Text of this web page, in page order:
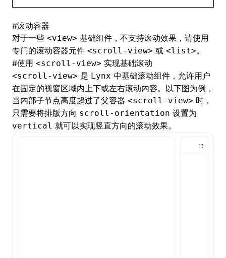
#滚动容器
对于一些 <view> 基础组件，不支持滚动效果，请使用
专门的滚动容器元件 <scroll-view> 或 <list>。
#使用 <scroll-view> 实现基础滚动
<scroll-view> 是 Lynx 中基础滚动组件，允许用户
在固定的视窗区域内上下或左右滚动内容。以下图为例，
当内部子节点高度超过了父容器 <scroll-view> 时，
只需要将排版方向 scroll-orientation 设置为
vertical 就可以实现竖直方向的滚动效果。